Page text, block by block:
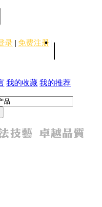
录 | 免费注册 | |
我的收藏 我的推荐